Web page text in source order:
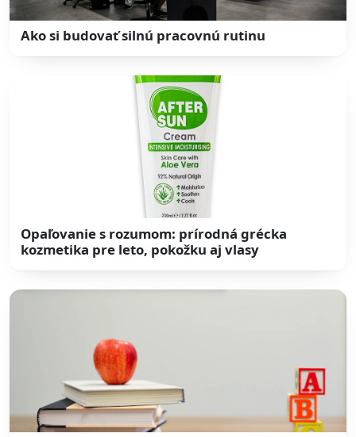
Ako si budovať silnú pracovnú rutinu
Opaľovanie s rozumom: prírodná grécka
kozmetika pre leto, pokožku aj vlasy